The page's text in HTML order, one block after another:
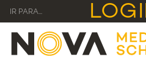
IR PARA...